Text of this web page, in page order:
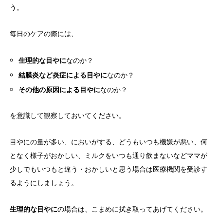
う。
毎日のケアの際には、
生理的な目やになのか？
結膜炎など炎症による目やになのか？
その他の原因による目やになのか？
を意識して観察しておいてください。
目やにの量が多い、においがする、どうもいつも機嫌が悪い、何
となく様子がおかしい、ミルクをいつも通り飲まないなどママが
少しでもいつもと違う・おかしいと思う場合は医療機関を受診す
るようにしましょう。
生理的な目やにの場合は、こまめに拭き取ってあげてください。